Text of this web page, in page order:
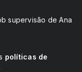
supervisão de Ana
políticas de